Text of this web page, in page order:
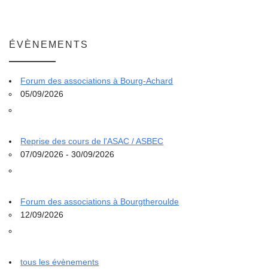
ÉVÈNEMENTS
Forum des associations à Bourg-Achard
05/09/2026
Reprise des cours de l'ASAC / ASBEC
07/09/2026 - 30/09/2026
Forum des associations à Bourgtheroulde
12/09/2026
tous les évènements